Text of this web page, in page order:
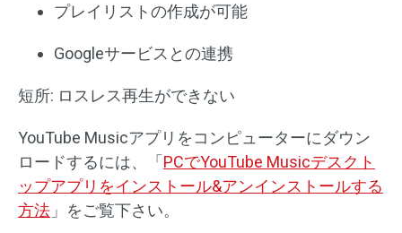
プレイリストの作成が可能
Googleサービスとの連携
短所: ロスレス再生ができない
YouTube Musicアプリをコンピューターにダウン
ロードするには、「 PCでYouTube Musicデスクト
ップアプリをインストール&アンインストールする
方法 」をご覧下さい。